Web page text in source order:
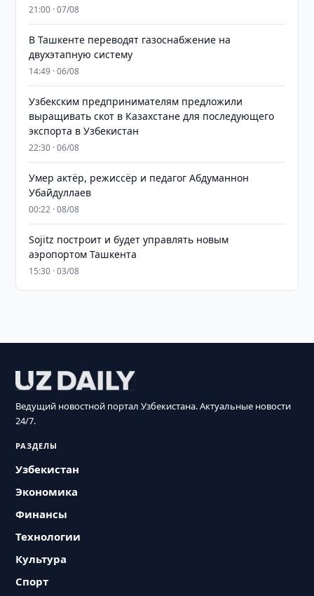
21:00 · 07/08
В Ташкенте переводят газоснабжение на
двухэтапную систему
14:49 · 06/08
Узбекским предпринимателям предложили
выращивать скот в Казахстане для последующего
экспорта в Узбекистан
22:30 · 06/08
Умер актёр, режиссёр и педагог Абдуманнон
Убайдуллаев
00:22 · 08/08
Sojitz построит и будет управлять новым
аэропортом Ташкента
15:30 · 03/08
Ведущий новостной портал Узбекистана. Актуальные новости
24/7.
РАЗДЕЛЫ
Узбекистан
Экономика
Финансы
Технологии
Культура
Спорт